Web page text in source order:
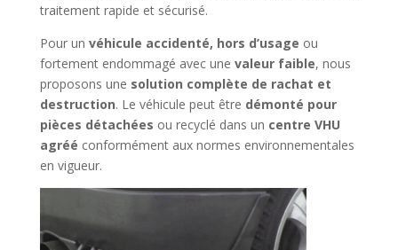
traitement rapide et sécurisé.
Pour un véhicule accidenté, hors d’usage ou
fortement endommagé avec une valeur faible, nous
proposons une solution complète de rachat et
destruction. Le véhicule peut être démonté pour
pièces détachées ou recyclé dans un centre VHU
agréé conformément aux normes environnementales
en vigueur.